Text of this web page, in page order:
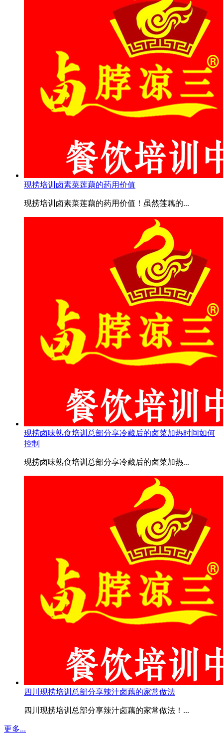
现捞培训卤素菜莲藕的药用价值
现捞培训卤素菜莲藕的药用价值！虽然莲藕的...
现捞卤味熟食培训总部分享冷藏后的卤菜加热时间如何
控制
现捞卤味熟食培训总部分享冷藏后的卤菜加热...
四川现捞培训总部分享辣汁卤藕的家常做法
四川现捞培训总部分享辣汁卤藕的家常做法！...
更多...